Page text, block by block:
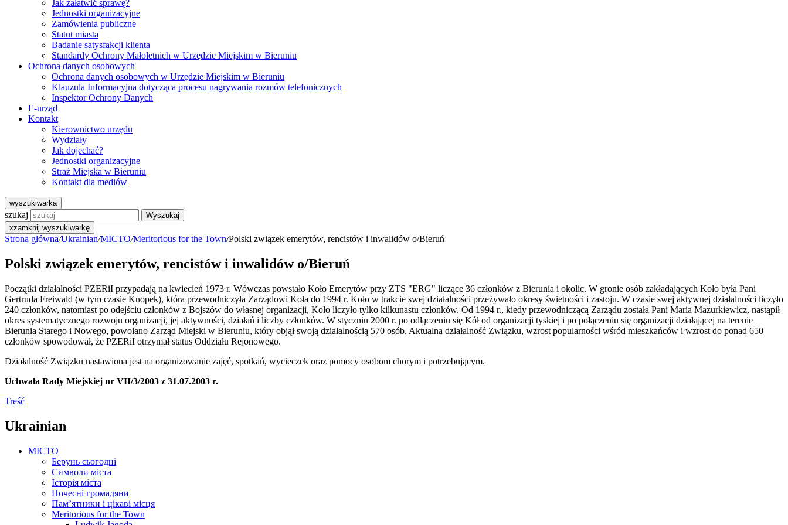
Jak załatwić sprawę?
Jednostki organizacyjne
Zamówienia publiczne
Statut miasta
Badanie satysfakcji klienta
Standardy Ochrony Małoletnich w Urzędzie Miejskim w Bieruniu
Ochrona danych osobowych
Ochrona danych osobowych w Urzędzie Miejskim w Bieruniu
Klauzula Informacyjna dotycząca procesu nagrywania rozmów telefonicznych
Inspektor Ochrony Danych
E-urząd
Kontakt
Kierownictwo urzędu
Wydziały
Jak dojechać?
Jednostki organizacyjne
Straż Miejska w Bieruniu
Kontakt dla mediów
wyszukiwarka
szukaj
Wyszukaj
xzamknij wyszukiwarkę
Strona główna/Ukrainian/MICTO/Meritorious for the Town/Polski związek emerytów, rencistów i inwalidów o/Bieruń
Polski związek emerytów, rencistów i inwalidów o/Bieruń
Początki działalności PZERiI przypadają na kwiecień 1973 r. Wówczas powstało Koło Emerytów przy ZTS "ERG" liczące 36 członków z Bierunia i okolic. W gronie osób zakładających Koło była Pani
Gertruda Freiwald (w tym czasie Knopek), która przewodniczyła Zarządowi Koła do 1994 r. Koło w trakcie swej działalności przeżywało okresy świetności i zastoju. W czasie swej aktywnej działalności liczyło
240 członków, natomiast po odejściu członków z Bojszów do własnej organizacji, Koło liczyło tylko kilkunastu członków. Od 1994 r., kiedy przewodniczącą Zarządu została Pani Maria Mazurkiewicz, nastąpił
okres systematycznego rozwoju organizacji, jej aktywności, działań i liczby członków. W styczniu 2000 r. po odłączeniu się Kół od organizacji tyskiej i po połączeniu się organizacji działającej na terenie
Bierunia Starego i Nowego, powołano Zarząd Miejski w Bieruniu, który objął swoją działalnością 570 osób. Aktualna działalność Związku, wzrost popularności wśród mieszkańców i wzrost do ponad 650
członków spowodował, że PZERiI otrzymał status Oddziału Rejonowego.
Działalność Związku nastawiona jest na organizowanie zajęć, spotkań, wycieczek oraz pomocy osobom chorym i potrzebującym.
Uchwała Rady Miejskiej nr VII/3/2003 z 31.07.2003 r.
Treść
Ukrainian
MICTO
Берунь сьогодні
Символи міста
Історія міста
Почесні громадяни
Пам’ятники і цікаві місця
Meritorious for the Town